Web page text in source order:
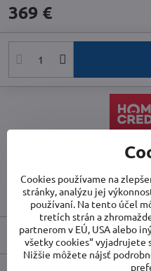
369 €
Skladové číslo:MDK21
Výrobca:Woods
Popis
Cookies používame na
stránky, analýzu jej
používaní. Na tento účel
tretích strán a
partnerom v EÚ, USA alebo
všetky cookies“ vyjadrujete
Nižšie môžete nájsť